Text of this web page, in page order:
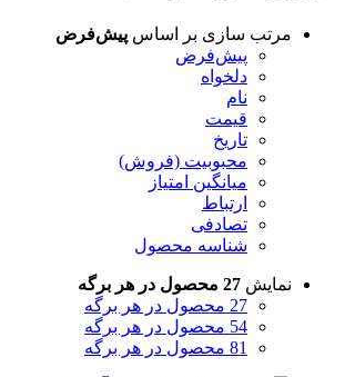
مرتب سازی بر اساس پیش‌فرض
پیش‌فرض
دلخواه
نام
قیمت
تاریخ
محبوبیت (فروش)
میانگین امتیاز
ارتباط
تصادفی
شناسه محصول
نمایش 27 محصول در هر برگه
27 محصول در هر برگه
54 محصول در هر برگه
81 محصول در هر برگه